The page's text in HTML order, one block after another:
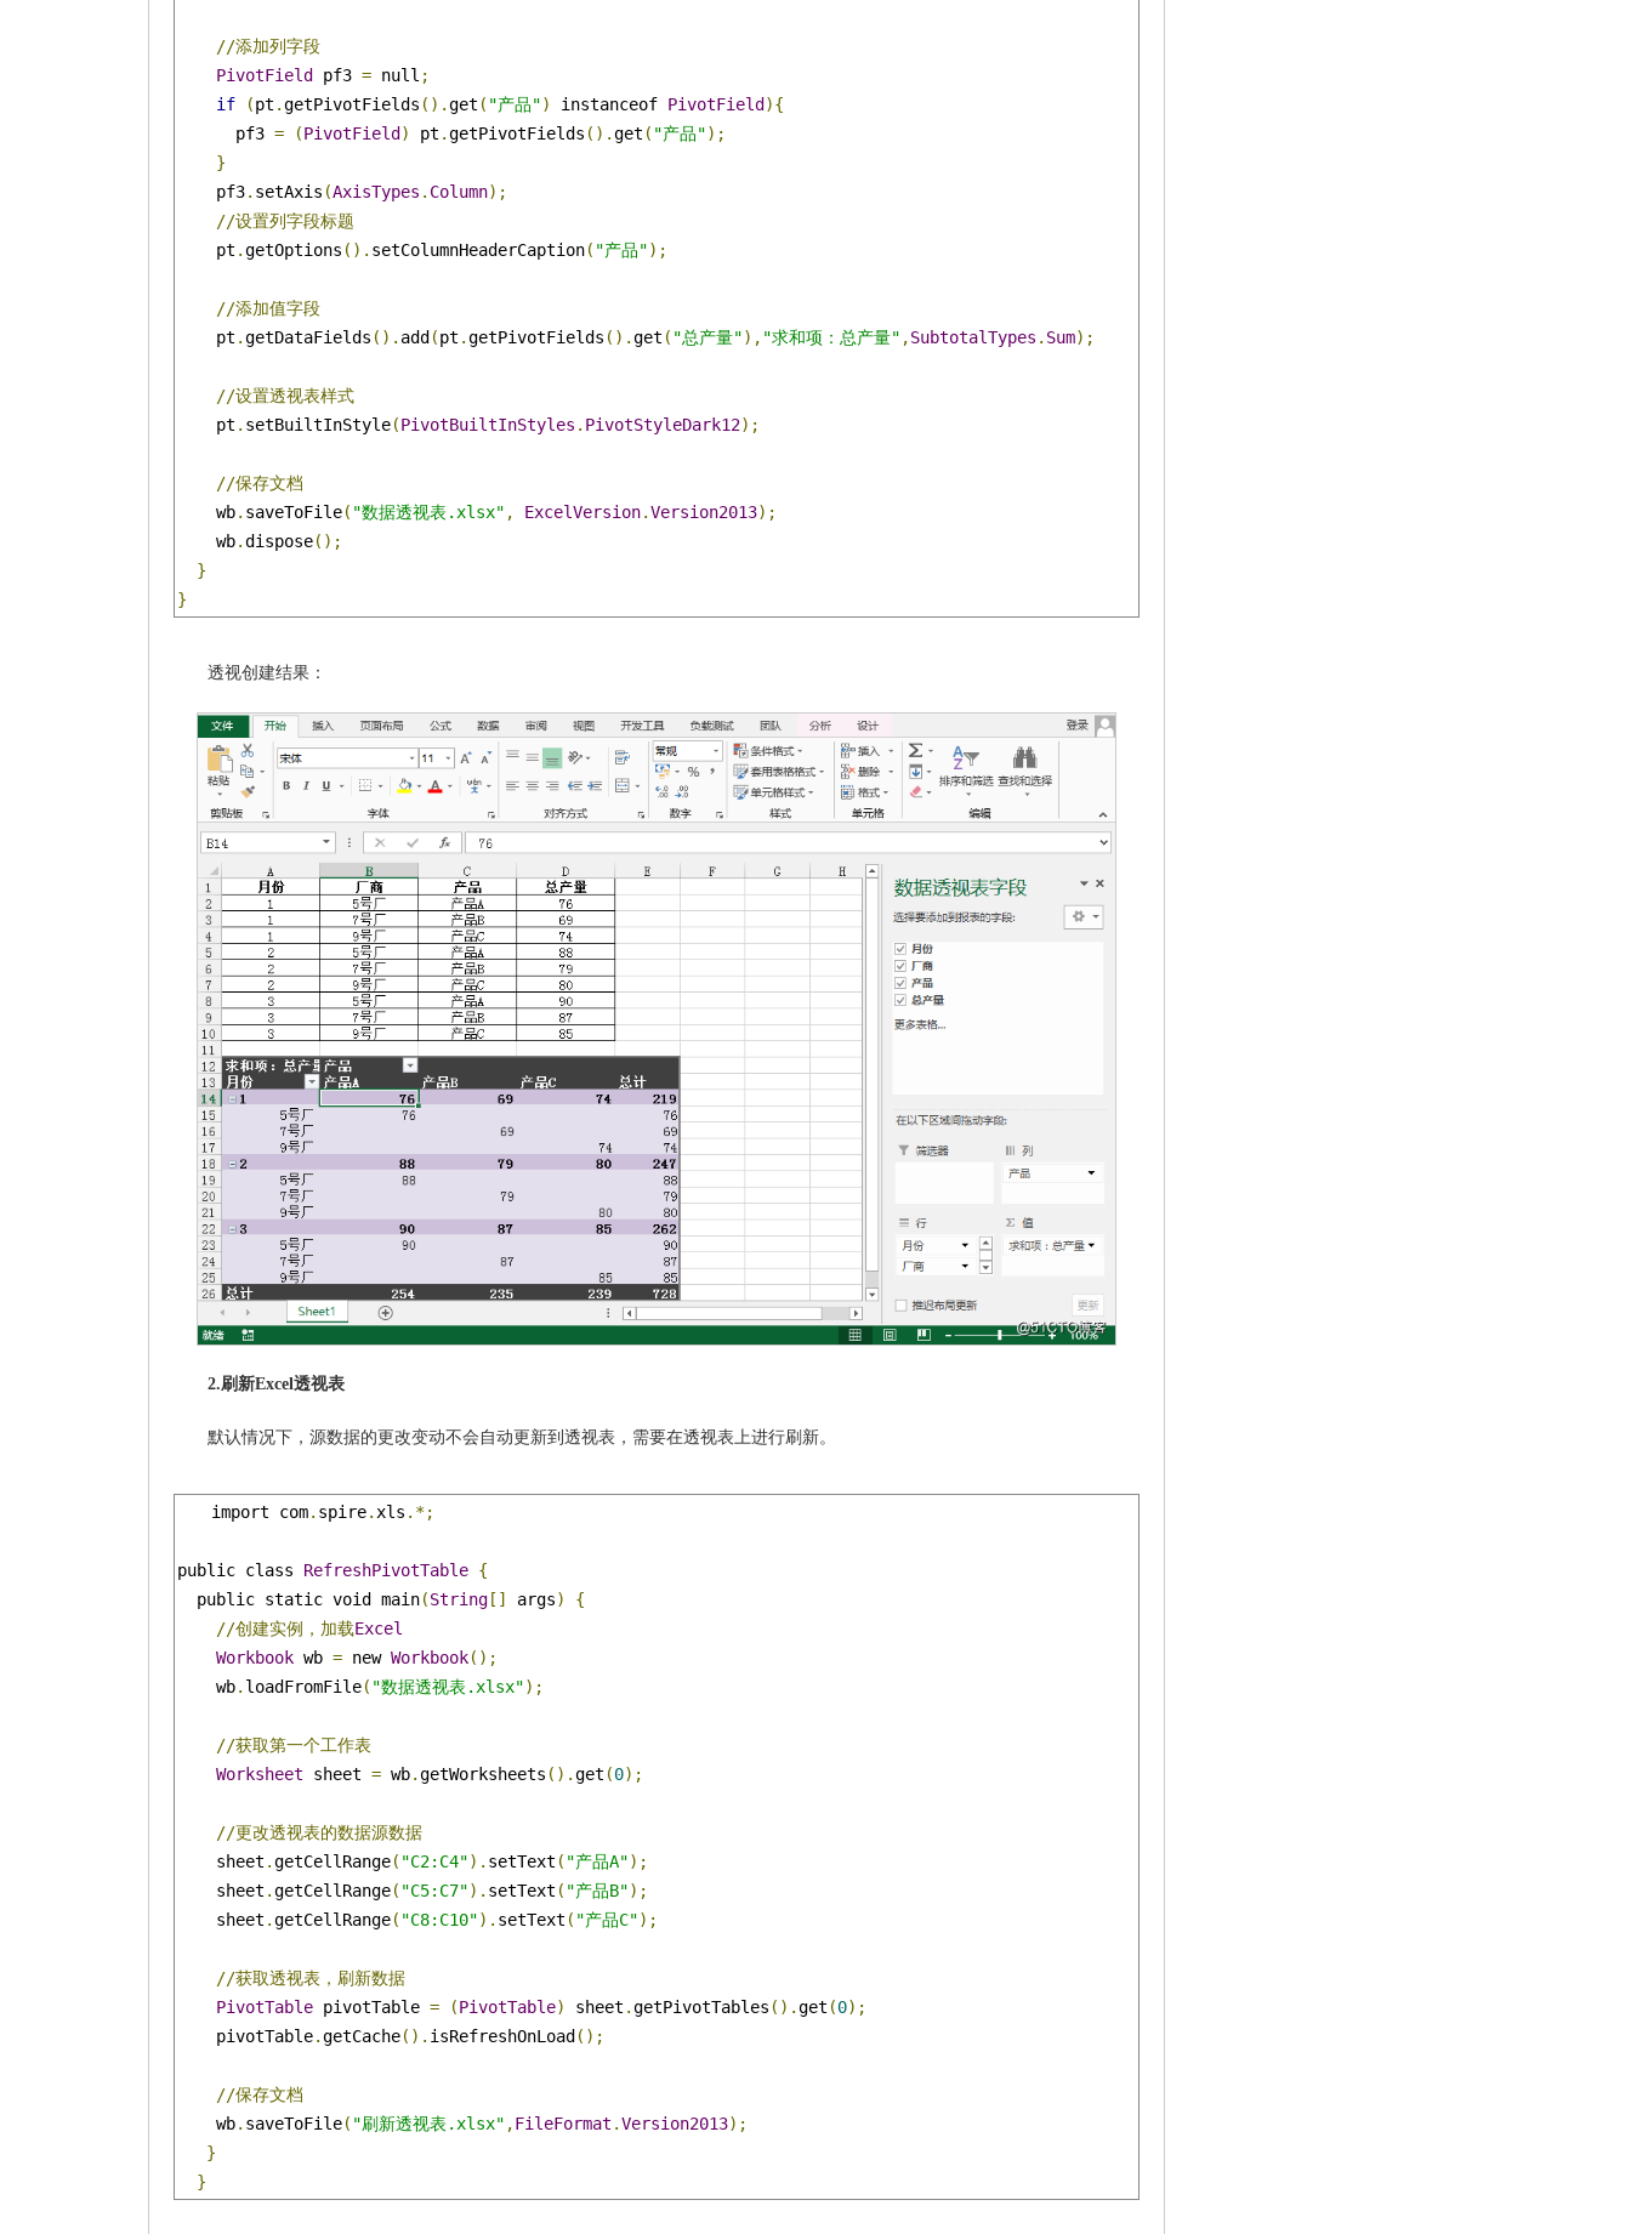
//添加列字段
PivotField
pf3 = null ;
if
(pt .getPivotFields ().get ( "产品") instanceof PivotField ){
      pf3
= (PivotField ) pt .getPivotFields ().get ( "产品");
}
    pf3
. setAxis (AxisTypes . Column);
//设置列字段标题
    pt
.getOptions (). setColumnHeaderCaption( "产品");
//添加值字段
    pt
.getDataFields (). add (pt .getPivotFields ().get ( "总产量"), "求和项：总产量" ,SubtotalTypes . Sum);
//设置透视表样式
    pt
. setBuiltInStyle(PivotBuiltInStyles . PivotStyleDark12);
//保存文档
    wb
. saveToFile( "数据透视表.xlsx" , ExcelVersion.Version2013);
    wb
.dispose();
}
}
透视创建结果：
2.刷新Excel透视表
默认情况下，源数据的更改变动不会自动更新到透视表，需要在透视表上进行刷新。
import com. spire. xls .*;
public class RefreshPivotTable {
  public static void main
(String [] args)
{
//创建实例，加载Excel
Workbook wb = new Workbook();
    wb
. loadFromFile( "数据透视表.xlsx");
//获取第一个工作表
Worksheet sheet = wb.getWorksheets ().get (0);
//更改透视表的数据源数据
    sheet
.getCellRange( "C2:C4"). setText ( "产品A");
    sheet
.getCellRange( "C5:C7"). setText ( "产品B");
    sheet
.getCellRange( "C8:C10"). setText ( "产品C");
//获取透视表，刷新数据
PivotTable pivotTable = (PivotTable) sheet .getPivotTables ().get (0);
    pivotTable
.getCache(). isRefreshOnLoad ();
//保存文档
    wb
. saveToFile( "刷新透视表.xlsx" ,FileFormat .Version2013);
}
}